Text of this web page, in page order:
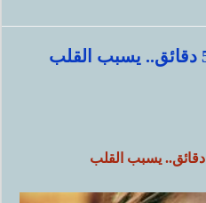
البقاء مع إمرأة جميلة لـ5 دقائق.. يسبب القلب
على البقاء مع إمرأة جميلة لـ5 دقائق.. يسبب القلب